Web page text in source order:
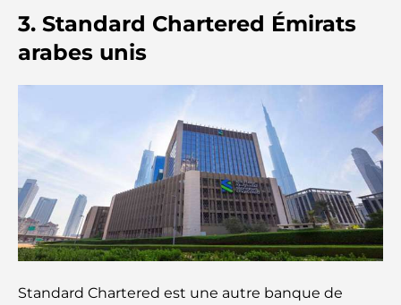
Les 7 meilleurs restaurants de Dubai Creek
Les meilleures écoles de Dubai Marina : un guide
Restaurants à Dubai Hills : Les meilleures adresses
gourmandes d’un quartier en pleine expansion
Les meilleurs parcours de golf de championnat à
Dubaï
bord de la mer
3. Standard Chartered Émirats
arabes unis
Standard Chartered est une autre banque de